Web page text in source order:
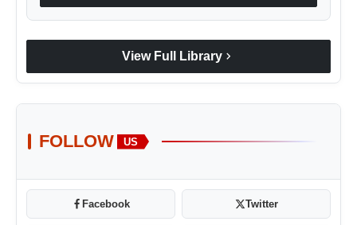
View Full Library chevron_right
FOLLOW US
Facebook Twitter